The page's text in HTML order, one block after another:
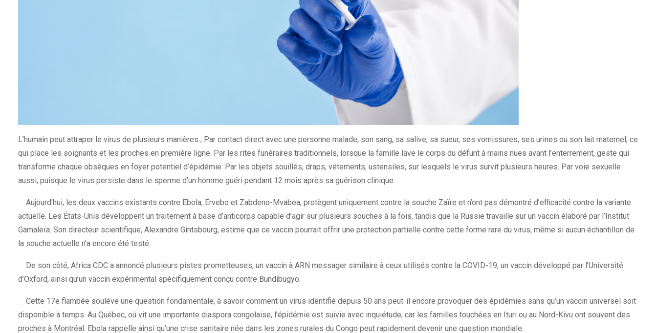
L’humain peut attraper le virus de plusieurs manières ; Par contact direct avec une personne malade, son sang, sa salive, sa sueur, ses vomissures, ses urines ou son lait maternel, ce
qui place les soignants et les proches en première ligne. Par les rites funéraires traditionnels, lorsque la famille lave le corps du défunt à mains nues avant l’enterrement, geste qui
transforme chaque obsèques en foyer potentiel d’épidémie. Par les objets souillés, draps, vêtements, ustensiles, sur lesquels le virus survit plusieurs heures. Par voie sexuelle
aussi, puisque le virus persiste dans le sperme d’un homme guéri pendant 12 mois après sa guérison clinique.
Aujourd’hui, les deux vaccins existants contre Ebola, Ervebo et Zabdeno-Mvabea, protègent uniquement contre la souche Zaïre et n’ont pas démontré d’efficacité contre la variante
actuelle. Les États-Unis développent un traitement à base d’anticorps capable d’agir sur plusieurs souches à la fois, tandis que la Russie travaille sur un vaccin élaboré par l’Institut
Gamaleïa. Son directeur scientifique, Alexandre Gintsbourg, estime que ce vaccin pourrait offrir une protection partielle contre cette forme rare du virus, même si aucun échantillon de
la souche actuelle n’a encore été testé.
De son côté, Africa CDC a annoncé plusieurs pistes prometteuses, un vaccin à ARN messager similaire à ceux utilisés contre la COVID-19, un vaccin développé par l’Université
d’Oxford, ainsi qu’un vaccin expérimental spécifiquement conçu contre Bundibugyo.
Cette 17e flambée soulève une question fondamentale, à savoir comment un virus identifié depuis 50 ans peut-il encore provoquer des épidémies sans qu’un vaccin universel soit
disponible à temps. Au Québec, où vit une importante diaspora congolaise, l’épidémie est suivie avec inquiétude, car les familles touchées en Ituri ou au Nord-Kivu ont souvent des
proches à Montréal. Ebola rappelle ainsi qu’une crise sanitaire née dans les zones rurales du Congo peut rapidement devenir une question mondiale.